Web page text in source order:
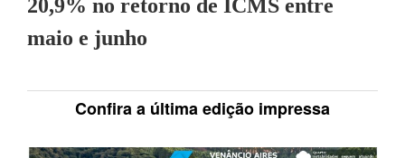
20,9% no retorno de ICMS entre
maio e junho
Confira a última edição impressa